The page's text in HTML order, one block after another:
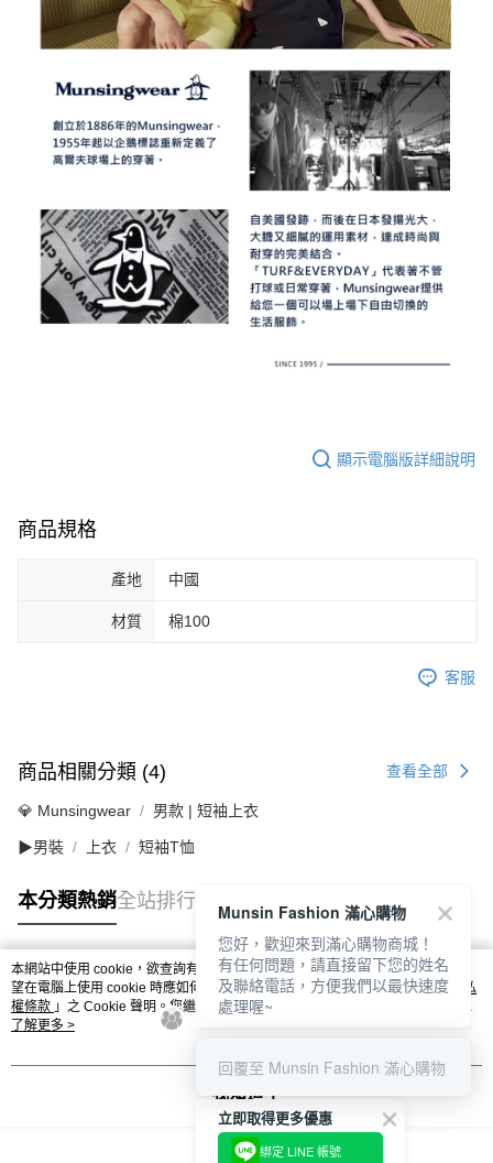
顯示電腦版詳細說明
商品規格
產地 中國
材質 棉100
客服
商品相關分類 (4) 查看全部
💎 Munsingwear 男款 | 短袖上衣
▶男裝 上衣 短袖T恤
本分類熱銷全站排行
熱門標籤
本網站中使用 cookie，欲查詢有關本網站使用 cookie 方式之詳情，及若您不希
望在電腦上使用 cookie 時應如何變更電腦的 cookie 設定，請參閱本網站「
隱私
權條款 」之 Cookie 聲明。您繼續使用本網站即表示您同意本公司得按本網站使
用條款之 Cookie 聲明使用 cookie。
了解更多 >
我知道了
立即取得更多優惠
綁定 LINE 帳號
Munsin Fashion 滿心購物
您好，歡迎來到滿心購物商城！
有任何問題，請直接留下您的姓名
及聯絡電話，方便我們以最快速度
處理喔~
回覆至 Munsin Fashion 滿心購物